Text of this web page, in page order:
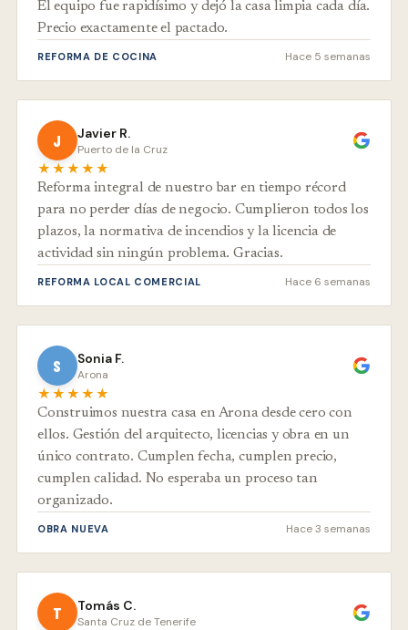
El equipo fue rapidísimo y dejó la casa limpia cada día.
Precio exactamente el pactado.
REFORMA DE COCINA Hace 5 semanas
J Javier R.
Puerto de la Cruz
★★★★★
Reforma integral de nuestro bar en tiempo récord
para no perder días de negocio. Cumplieron todos los
plazos, la normativa de incendios y la licencia de
actividad sin ningún problema. Gracias.
REFORMA LOCAL COMERCIAL Hace 6 semanas
S Sonia F.
Arona
★★★★★
Construimos nuestra casa en Arona desde cero con
ellos. Gestión del arquitecto, licencias y obra en un
único contrato. Cumplen fecha, cumplen precio,
cumplen calidad. No esperaba un proceso tan
organizado.
OBRA NUEVA Hace 3 semanas
T Tomás C.
Santa Cruz de Tenerife